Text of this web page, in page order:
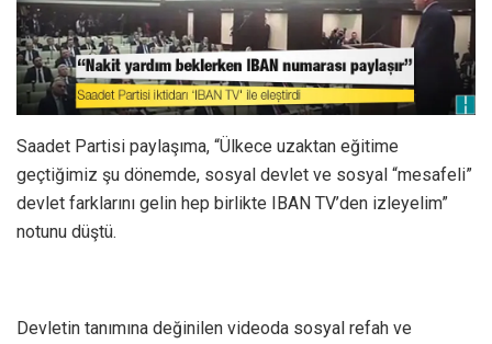
Saadet Partisi paylaşıma, “Ülkece uzaktan eğitime
geçtiğimiz şu dönemde, sosyal devlet ve sosyal “mesafeli”
devlet farklarını gelin hep birlikte IBAN TV’den izleyelim”
notunu düştü.
Devletin tanımına değinilen videoda sosyal refah ve